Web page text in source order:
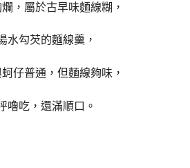
，屬於古早味麵線糊，
水勾芡的麵線羹，
仔普通，但麵線夠味，
嚕吃，還滿順口。